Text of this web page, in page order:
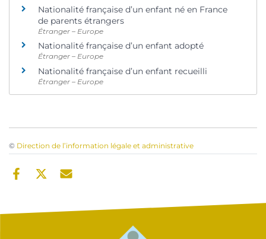
Nationalité française d’un enfant né en France
de parents étrangers
Étranger – Europe
Nationalité française d’un enfant adopté
Étranger – Europe
Nationalité française d’un enfant recueilli
Étranger – Europe
© Direction de l’information légale et administrative